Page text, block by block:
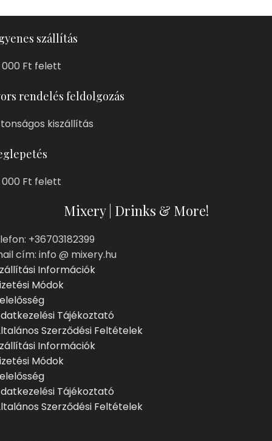
szállítás
000 Ft felett
rendelés feldolgozás
kiszállítás
000 Ft felett
Mixery | Drinks & More!
+36703182399
cím: info @ mixery.hu
Információk
Módok
Tájékoztató
Szerződési Feltételek
Információk
Módok
Tájékoztató
Szerződési Feltételek